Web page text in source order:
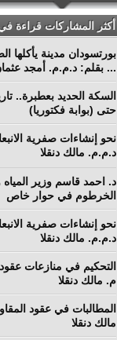
أكثر المشاركات قراءة
... بقلم: د.م.م. أمجد
السكة الحديد بعطبرة..
حتى (بوابة فكتوريا)
د.م.م. مالك دنقلا
د. احمد قاسم وزير المياه
الخرطوم في حوار خاص
د.م.م. مالك دنقلا
م. مالك دنقلا
مالك دنقلا